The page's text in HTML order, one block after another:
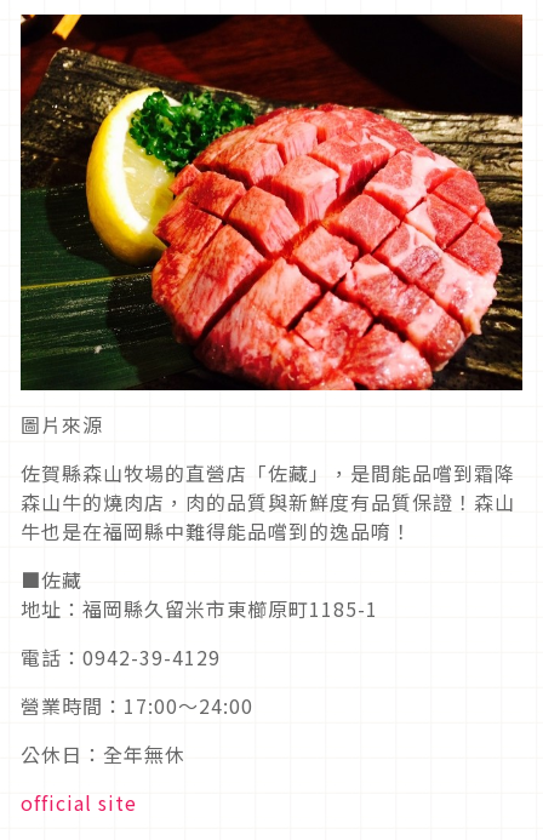
圖片來源
佐賀縣森山牧場的直營店「佐藏」，是間能品嚐到霜降
森山牛的燒肉店，肉的品質與新鮮度有品質保證！森山
牛也是在福岡縣中難得能品嚐到的逸品唷！
■佐藏
地址：福岡縣久留米市東櫛原町1185-1
電話：0942-39-4129
營業時間：17:00〜24:00
公休日：全年無休
official site